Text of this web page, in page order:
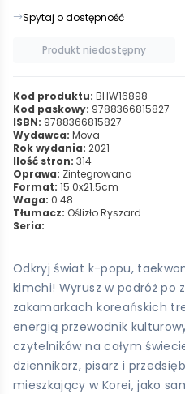
Spytaj o dostępność
Produkt niedostępny
Kod produktu: BHW16898
Kod paskowy: 9788366815827
ISBN: 9788366815827
Wydawca: Mova
Rok wydania: 2021
Ilość stron: 314
Oprawa: Zintegrowana
Format: 15.0x21.5cm
Waga: 0.48
Tłumacz: Oślizło Ryszard
Seria:
Odkryj świat k-popu,
kimchi! Wyrusz w podróż po
zakamarkach koreańskich
energią przewodnik
czytelników na całym
dziennikarz, pisarz i
mieszkający w Korei, jako